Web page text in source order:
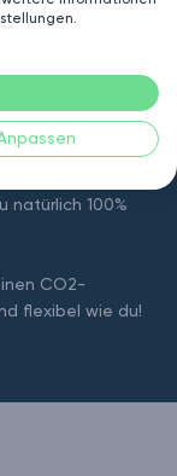
sparen,
natürlich 100%
CO2-
flexibel wie du!